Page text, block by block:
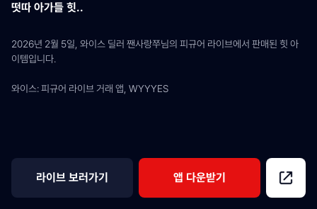
떳따 아가들 힛..
2026년 2월 5일, 와이스 딜러 짼사랑쭈님의 피규어 라이브에서 판매된 힛 아
이템입니다.
와이스: 피규어 라이브 거래 앱, WYYYES
라이브 보러가기 앱 다운받기